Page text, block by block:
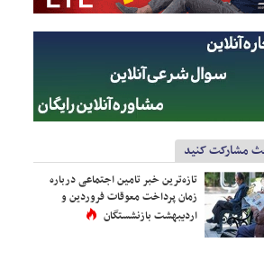
مشارکت کنید
تازه‌ترین خبر تامین اجتماعی درباره
زمان پرداخت معوقات فروردین و
اردیبهشت بازنشستگان